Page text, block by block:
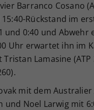
Barranco Cosano
Rückstand im
und 0:40 und
Uhr erwartet ihn im
Lamasine
mit dem
und Noel Larwig mit